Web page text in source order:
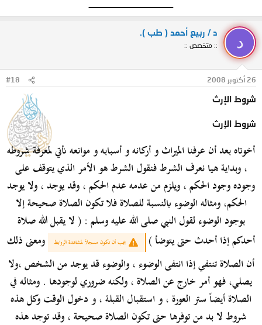
د
د / ربيع أحمد ( طب ).
:: متخصص ::
26 أكتوبر 2008 #18
شروط الإرث
شروط الإرث
أخوتاهبعد أن عرفنا الميراث و أركانه و أسبابه و موانعه نأتي لمعرفة شروطه
، وبداية هيا نعرف الشرط فنقول الشرط هو الأمر الذي يتوقف على
وجوده وجود الحكم ، ويلزم من عدمه عدم الحكم ، وقد يوجد ، ولا يوجد
الحكم، ومثاله الوضوء بالنسبة للصلاة فلا تكون الصلاة صحيحة إلا
بوجود الوضوء لقول النبي صلى الله عليه وسلم : ( لا يقبل الله صلاة
أحدكم إذا أحدث حتى يتوضأ )
يجب أن تكون مسجلاً لمشاهدة الروابط
ومعنى ذلك
أن الصلاة تنتفي إذا انتفى الوضوء ، والوضوء قد يوجد من الشخص ،ولا
يصلي، فهو أمر خارج عن الصلاة ، ولكنه ضروري لوجودها . ومثاله في
الصلاة أيضاً ستر العورة ، و استقبال القبلة ، و دخول الوقت وكل هذه
شروط لا بد من توفرها حتى تكون الصلاة صحيحة ، وقد توجد هذه